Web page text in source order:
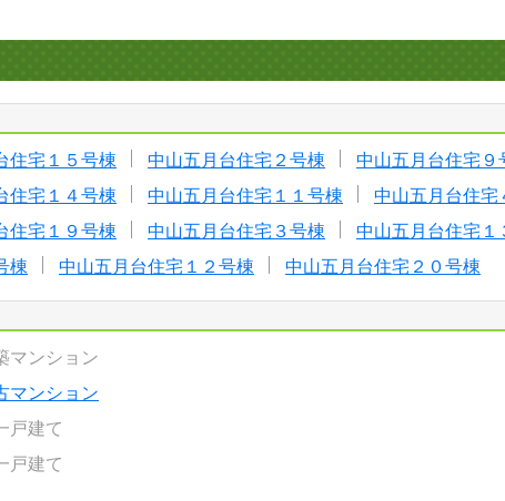
住宅１５号棟 中山五月台住宅２号棟
中山五月台住宅９
住宅１４号棟 中山五月台住宅１１号棟
中山五月台住宅
住宅１９号棟 中山五月台住宅３号棟
中山五月台住宅１
棟 中山五月台住宅１２号棟 中山五月台住宅２０号棟
マンション
マンション
戸建て
戸建て